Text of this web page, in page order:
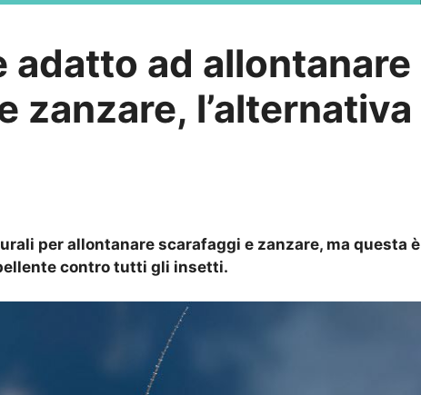
adatto ad allontanare
zanzare, l’alternativa
per allontanare scarafaggi e zanzare, ma questa è
contro tutti gli insetti.